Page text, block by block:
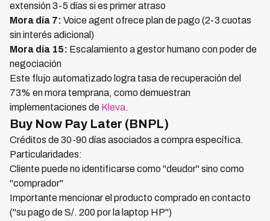
extensión 3-5 días si es primer atraso
Mora día 7: Voice agent ofrece plan de pago (2-3 cuotas
sin interés adicional)
Mora día 15: Escalamiento a gestor humano con poder de
negociación
Este flujo automatizado logra tasa de recuperación del
73% en mora temprana, como demuestran
implementaciones de Kleva.
Buy Now Pay Later (BNPL)
Créditos de 30-90 días asociados a compra específica.
Particularidades:
Cliente puede no identificarse como "deudor" sino como
"comprador"
Importante mencionar el producto comprado en contacto
("su pago de S/. 200 por la laptop HP")